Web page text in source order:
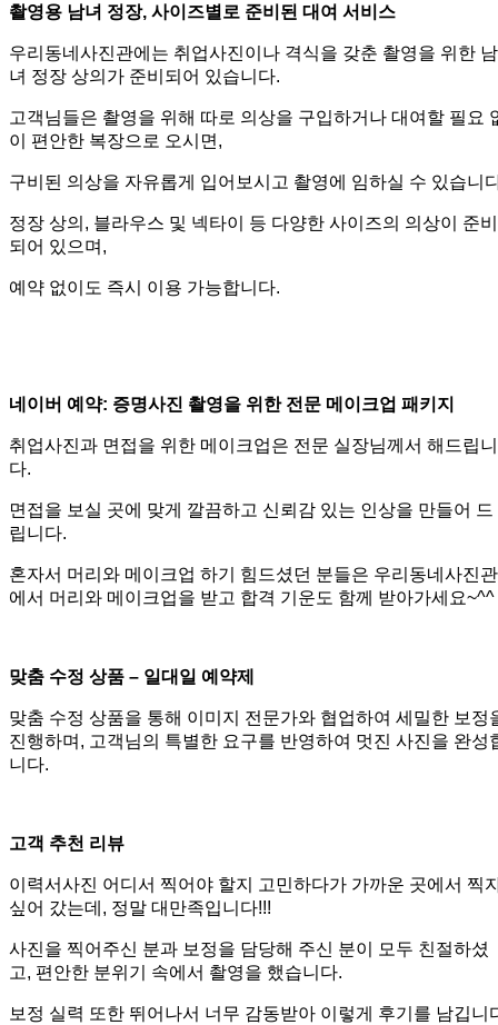
촬영용 남녀 정장, 사이즈별로 준비된 대여 서비스
우리동네사진관에는 취업사진이나 격식을 갖춘 촬영을 위한 남
녀 정장 상의가 준비되어 있습니다.
고객님들은 촬영을 위해 따로 의상을 구입하거나 대여할 필요
이 편안한 복장으로 오시면,
구비된 의상을 자유롭게 입어보시고 촬영에 임하실 수 있습니
정장 상의, 블라우스 및 넥타이 등 다양한 사이즈의 의상이 준비
되어 있으며,
예약 없이도 즉시 이용 가능합니다.
네이버 예약: 증명사진 촬영을 위한 전문 메이크업 패키지
취업사진과 면접을 위한 메이크업은 전문 실장님께서 해드립니
다.
면접을 보실 곳에 맞게 깔끔하고 신뢰감 있는 인상을 만들어 드
립니다.
혼자서 머리와 메이크업 하기 힘드셨던 분들은 우리동네사진관
에서 머리와 메이크업을 받고 합격 기운도 함께 받아가세요~^^
맞춤 수정 상품 – 일대일 예약제
맞춤 수정 상품을 통해 이미지 전문가와 협업하여 세밀한 보정
진행하며, 고객님의 특별한 요구를 반영하여 멋진 사진을 완성
니다.
고객 추천 리뷰
이력서사진 어디서 찍어야 할지 고민하다가 가까운 곳에서 찍
싶어 갔는데, 정말 대만족입니다!!!
사진을 찍어주신 분과 보정을 담당해 주신 분이 모두 친절하셨
고, 편안한 분위기 속에서 촬영을 했습니다.
보정 실력 또한 뛰어나서 너무 감동받아 이렇게 후기를 남깁니